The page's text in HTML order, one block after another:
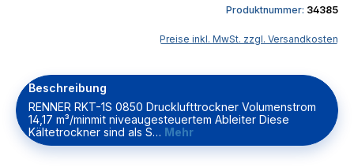
Produktnummer: 34385
Preise inkl. MwSt. zzgl. Versandkosten
Beschreibung
RENNER RKT-1S 0850 Drucklufttrockner Volumenstrom
14,17 m³/minmit niveaugesteuertem Ableiter Diese
Kältetrockner sind als S… Mehr